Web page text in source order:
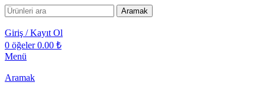
Aramak
Giriş / Kayıt Ol
0 öğeler 0.00 ₺
Menü
Aramak